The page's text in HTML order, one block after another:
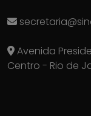
Avenida
Centro - Rio de